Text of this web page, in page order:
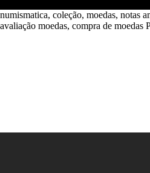
numismatica, coleção, moedas, notas
avaliação moedas, compra de moedas